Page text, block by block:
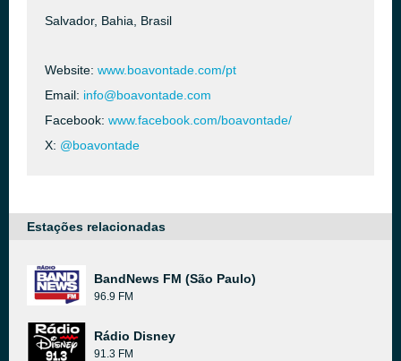
Salvador, Bahia, Brasil
Website: www.boavontade.com/pt
Email: info@boavontade.com
Facebook: www.facebook.com/boavontade/
X: @boavontade
Estações relacionadas
BandNews FM (São Paulo)
96.9 FM
Rádio Disney
91.3 FM